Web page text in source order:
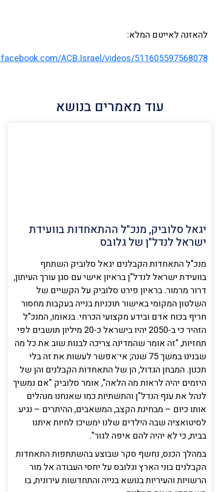
להאזנה לאייטם המלא:
ACB.Israel/videos/511605597568078
עוד מאמרים בנושא
יגאל סלוביק, מנכ"ל ההתאחדות בוועידת
ישראל לנדל"ן של גלובס
מנכ"ל התאחדות הקבלנים יגאל סלוביק השתתף
בוועידת ישראל לנדל"ן בראיון אישי עם סגן עורך העיתון,
דרור מרמור. בראיון פירט סלוביק על הקשיים של
השלטון המקומי באישור תוכניות בנייה בעקבות מחסור
חריף בכוח אדם ובידע מקצועי הכרחי. בנאומו, המנכ"ל
הזהיר כי ב-2050 יהיו בישראל כ-20 מיליון תושבים לפי
תחזיות, "זה אומר שהמדינה צריכה לבנות שוב את כל מה
שבנינו במשך 75 שנה; אי־אפשר לעשות את זה בלי
תכנון. המבחן הגדול, הן של התאחדות הקבלנים והן של
היזמים יהיה לראות מה הלאה", אומר סלוביק "אם נמשיך
לנהל את ענף הנדל"ן והתשתיות כמו שאנחנו מנהלים
אותו כיום – מבחינת הקצב, המשאבים, ההיתרים – נגיע
לסיטואציה שבה הילדים שלנו ימשיכו לחיות איתנו
בבית, כי לא יהיה להם איפה לגור".
במהלך הכנס, נחשף סקר שבוצע בהשתתפות התאחדות
הקבלנים בוני הארץ וגלובס על יחסי העבודה אל מור
הרשויות והעיריות בנושא בנייה והתחדשות עירונית, בו